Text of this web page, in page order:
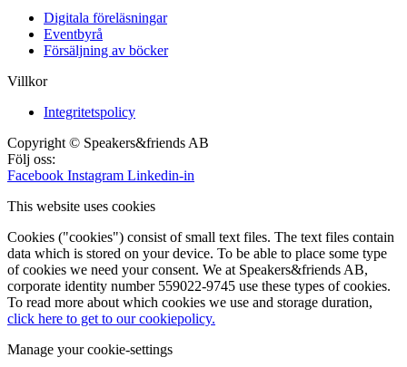
Digitala föreläsningar
Eventbyrå
Försäljning av böcker
Villkor
Integritetspolicy
Copyright © Speakers&friends AB
Följ oss:
Facebook Instagram Linkedin-in
This website uses cookies
Cookies ("cookies") consist of small text files. The text files contain
data which is stored on your device. To be able to place some type
of cookies we need your consent. We at Speakers&friends AB,
corporate identity number 559022-9745 use these types of cookies.
To read more about which cookies we use and storage duration,
click here to get to our cookiepolicy.
Manage your cookie-settings